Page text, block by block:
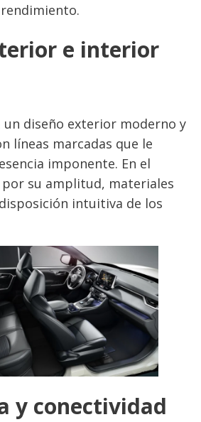
e interior
un diseño exterior moderno y
líneas marcadas que le
imponente. En el
su amplitud, materiales
intuitiva de los
y conectividad